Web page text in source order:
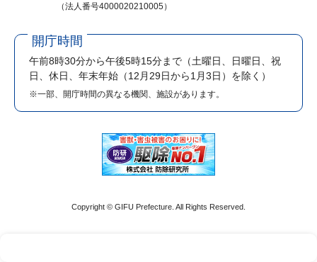
（法人番号4000020210005）
開庁時間
午前8時30分から午後5時15分まで （土曜日、日曜日、祝
日、休日、年末年始（12月29日から1月3日）を除く）
※一部、開庁時間の異なる機関、施設があります。
Copyright © GIFU Prefecture. All Rights Reserved.